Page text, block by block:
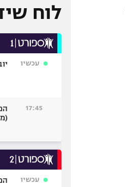
לוח
עכשיו
17:45
עכשיו